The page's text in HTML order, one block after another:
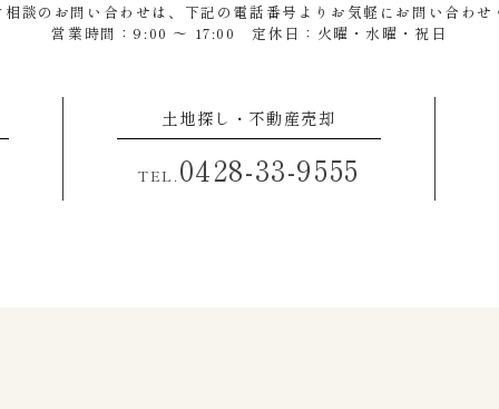
談のお問い合わせは、 下記の電話番号よりお気軽にお問い合わせ
営業時間：9:00 ～ 17:00 定休日：火曜・水曜・祝日
土地探し・不動産売却
TEL.0428-33-9555